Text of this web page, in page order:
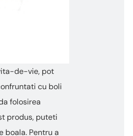
de-vie, pot
cu boli
folosirea
produs, puteti
Pentru a